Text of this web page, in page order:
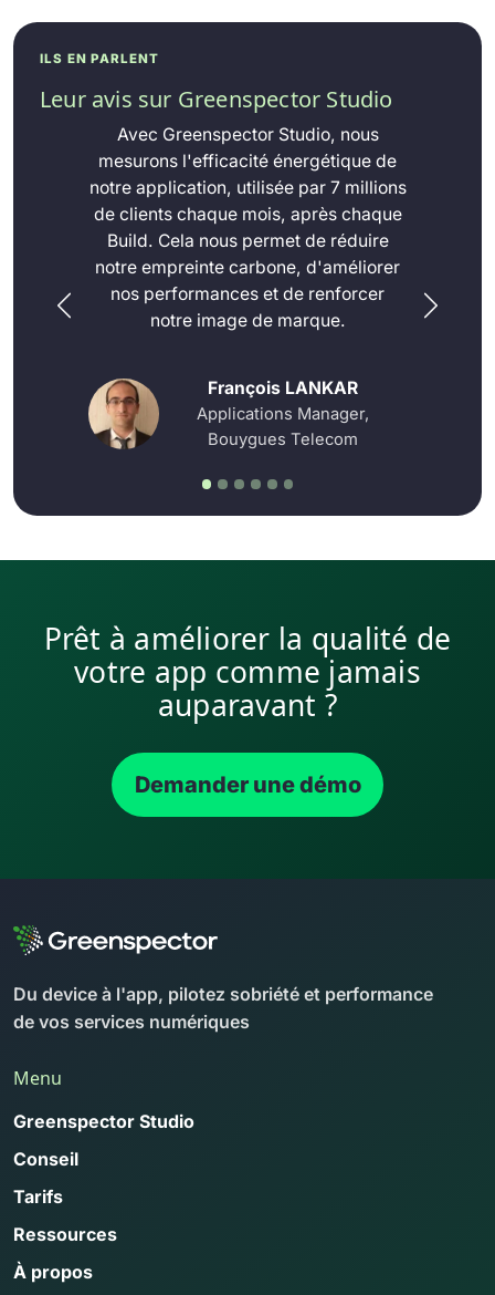
ILS EN PARLENT
Leur avis sur Greenspector Studio
Avec Greenspector Studio, nous
mesurons l'efficacité énergétique de
notre application, utilisée par 7 millions
de clients chaque mois, après chaque
Build. Cela nous permet de réduire
notre empreinte carbone, d'améliorer
nos performances et de renforcer
notre image de marque.
François LANKAR
Applications Manager,
Bouygues Telecom
Témoignage précédent
Prêt à améliorer la qualité de
votre app comme jamais
auparavant ?
Demander une démo
Du device à l'app, pilotez sobriété et performance
de vos services numériques
Menu
Greenspector Studio
Conseil
Tarifs
Ressources
À propos